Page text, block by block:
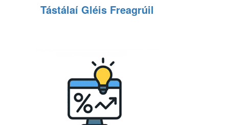
Tástálaí Gléis Freagrúil